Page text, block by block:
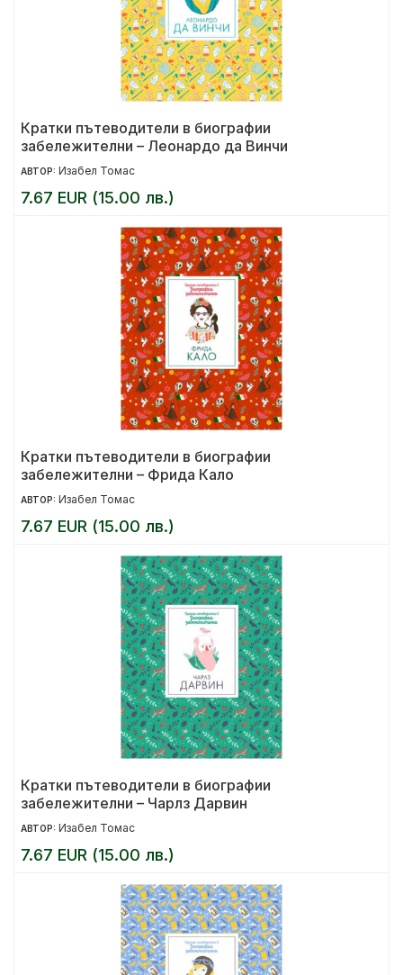
Кратки пътеводители в биографии
забележителни – Леонардо да Винчи
АВТОР: Изабел Томас
7.67 EUR (15.00 лв.)
Кратки пътеводители в биографии
забележителни – Фрида Кало
АВТОР: Изабел Томас
7.67 EUR (15.00 лв.)
Кратки пътеводители в биографии
забележителни – Чарлз Дарвин
АВТОР: Изабел Томас
7.67 EUR (15.00 лв.)